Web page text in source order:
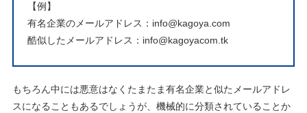
【例】
有名企業のメールアドレス：info@kagoya.com
酷似したメールアドレス：info@kagoyacom.tk
もちろん中には悪意はなくたまたま有名企業と似たメールアドレ
スになることもあるでしょうが、機械的に分類されていることか